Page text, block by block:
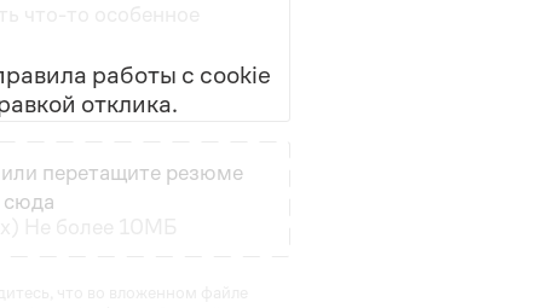
или перетащите резюме
сюда
работы с cookie
отклика.